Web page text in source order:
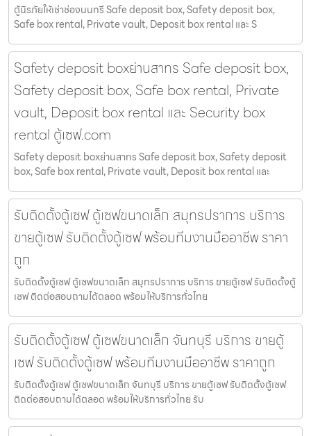
ตู้นิรภัยให้เช่าช่องนนทรี Safe deposit box, Safety deposit box,
Safe box rental, Private vault, Deposit box rental และ S
Safety deposit boxย่านสาทร Safe deposit box,
Safety deposit box, Safe box rental, Private
vault, Deposit box rental และ Security box
rental ตู้เซฟ.com
Safety deposit boxย่านสาทร Safe deposit box, Safety deposit
box, Safe box rental, Private vault, Deposit box rental และ
รับติดตั้งตู้เซฟ ตู้เซฟขนาดเล็ก สมุทรปราการ บริการ
ขายตู้เซฟ รับติดตั้งตู้เซฟ พร้อมทีมงานมืออาชีพ ราคา
ถูก
รับติดตั้งตู้เซฟ ตู้เซฟขนาดเล็ก สมุทรปราการ บริการ ขายตู้เซฟ รับติดตั้งตู้
เซฟ ติดต่อสอบถามได้ตลอด พร้อมให้บริการทั่วไทย
รับติดตั้งตู้เซฟ ตู้เซฟขนาดเล็ก จันทบุรี บริการ ขายตู้
เซฟ รับติดตั้งตู้เซฟ พร้อมทีมงานมืออาชีพ ราคาถูก
รับติดตั้งตู้เซฟ ตู้เซฟขนาดเล็ก จันทบุรี บริการ ขายตู้เซฟ รับติดตั้งตู้เซฟ
ติดต่อสอบถามได้ตลอด พร้อมให้บริการทั่วไทย รับ